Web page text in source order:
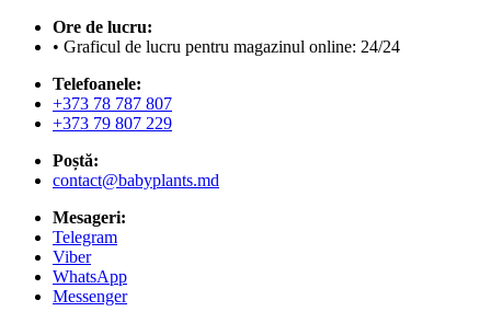
Ore de lucru:
• Graficul de lucru pentru magazinul online: 24/24
Telefoanele:
+373 78 787 807
+373 79 807 229
Poștă:
contact@babyplants.md
Mesageri:
Telegram
Viber
WhatsApp
Messenger